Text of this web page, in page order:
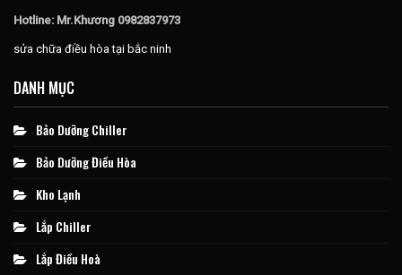
Hotline: Mr.Khương 0982837973
sửa chữa điều hòa tại bắc ninh
DANH MỤC
Bảo Dưỡng Chiller
Bảo Dưỡng Điều Hòa
Kho Lạnh
Lắp Chiller
Lắp Điều Hoà